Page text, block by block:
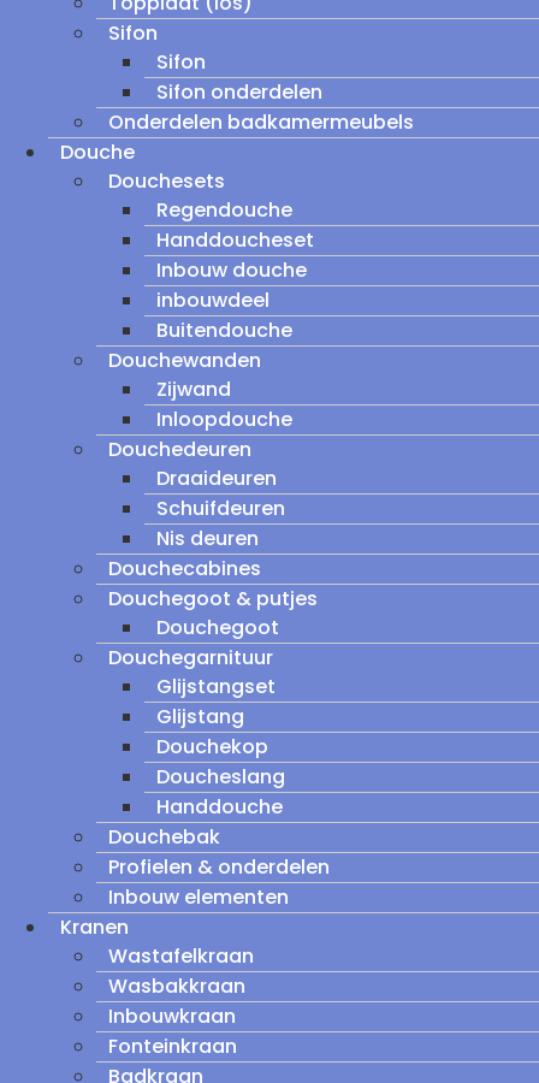
Sifon
Sifon
Sifon onderdelen
Onderdelen badkamermeubels
Douche
Douchesets
Regendouche
Handdoucheset
Inbouw douche
inbouwdeel
Buitendouche
Douchewanden
Zijwand
Inloopdouche
Douchedeuren
Draaideuren
Schuifdeuren
Nis deuren
Douchecabines
Douchegoot & putjes
Douchegoot
Douchegarnituur
Glijstangset
Glijstang
Douchekop
Doucheslang
Handdouche
Douchebak
Profielen & onderdelen
Inbouw elementen
Kranen
Wastafelkraan
Wasbakkraan
Inbouwkraan
Fonteinkraan
Badkraan